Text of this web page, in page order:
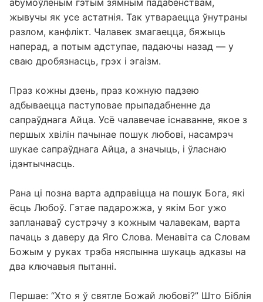
жывучы як усе астатнія. Так утвараецца ўнутраны
разлом, канфлікт. Чалавек змагаецца, бяжыць
наперад, а потым адступае, падаючы назад — у
сваю дробязнасць, грэх і эгаізм.
Праз кожны дзень, праз кожную падзею
адбываецца паступовае прыпадабненне да
сапраўднага Айца. Усё чалавечае існаванне, якое з
першых хвілін пачынае пошук любові, насамрэч
шукае сапраўднага Айца, а значыць, і ўласнаю
ідэнтычнасць.
Рана ці позна варта адправіцца на пошук Бога, які
ёсць Любоў. Гэтае падарожжа, у якім Бог ужо
запланаваў сустрэчу з кожным чалавекам, варта
пачаць з даверу да Яго Слова. Менавіта са Словам
Божым у руках трэба няспынна шукаць адказы на
два ключавыя пытанні.
Першае: “Хто я ў святле Божай любові?” Што Біблія